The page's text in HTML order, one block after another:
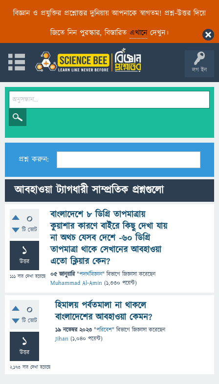
বিজ্ঞান ও প্রযুক্তির প্রশ্নোত্তর দুনিয়ায় আপনাকে স্বাগতম! প্রশ্ন-উত্তর দিয়ে
জিতে নিন পুরস্কার, বিস্তারিত এখানেদেখুন।
লগ ইন
প্রশ্ন করুন:
আবহাওয়া ট্যাগধারী সাম্প্রতিক প্রশ্নগুলো
0
টি ভোট
1
উত্তর
111 বার দেখা হয়েছে
বাংলাদেশে ৮ ডিগ্ৰি তাপমাত্রায়
কুয়াশার কারণে বাইরে কিছু দেখা যায়
না অথচ যেসব দেশে -৬০ ডিগ্ৰি
তাপমাত্রা থাকে সেখানের আবহাওয়া
এতো ক্লিয়ার কেন?
05 জানুয়ারি "পদার্থবিজ্ঞান" বিভাগে জিজ্ঞাসাকরেছেন
Muhammad Al-Amin (1,330 পয়েন্ট)
0
টি ভোট
1
উত্তর
2,173 বার দেখা হয়েছে
হিমালয় পর্বতমালা না থাকলে
বাংলাদেশের আবহাওয়া কেমন?
19 নভেম্বর 2023 "পরিবেশ" বিভাগে জিজ্ঞাসাকরেছেন
Jihan (1,040 পয়েন্ট)